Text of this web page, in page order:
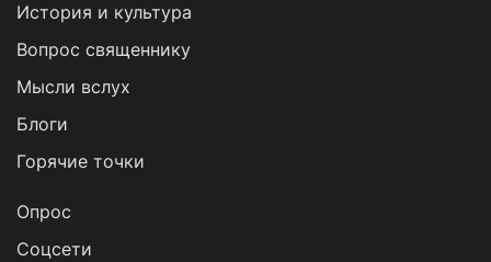
История и культура
Вопрос священнику
Мысли вслух
Блоги
Горячие точки
Опрос
Cоцсети